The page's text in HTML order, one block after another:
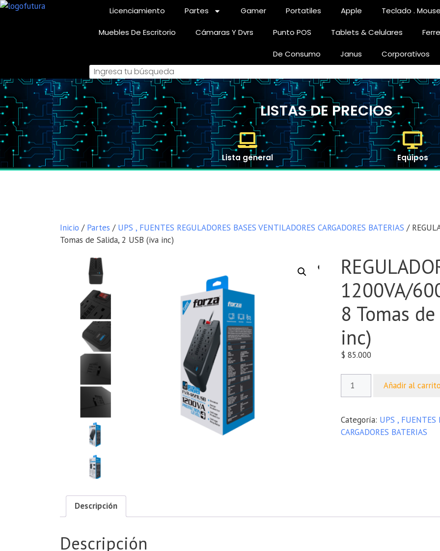
Licenciamiento Partes Gamer Portatiles Apple Teclado .
Muebles De Escritorio Cámaras Y Dvrs Punto POS Tablets & Celulares
De Consumo Janus Corporativos
LISTAS DE PRECIOS
Lista general Equipos
Inicio / Partes / UPS , FUENTES REGULADORES BASES VENTILADORES CARGADORES BATERIAS /
Tomas de Salida, 2 USB (iva inc)
1200VA/
8 Tomas
inc)
$ 85.000
Añadir al
Categoría: UPS , FUENTES
CARGADORES BATERIAS
Descripción
Descripción